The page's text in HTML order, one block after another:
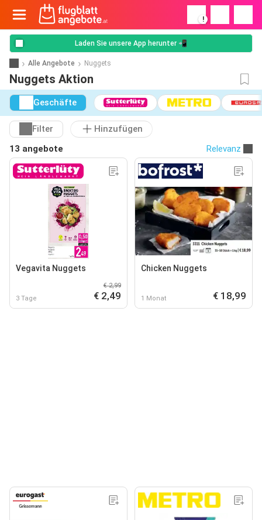
!
Laden Sie unsere App herunter 📲
Alle Angebote Nuggets
Nuggets Aktion
Geschäfte
Filter
Hinzufügen
13 angebote
Relevanz
Vegavita Nuggets
3 Tage
€ 2,99
€ 2,49
Chicken Nuggets
1 Monat € 18,99